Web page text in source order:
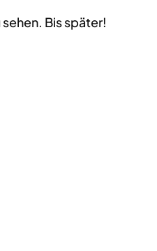
Bis später!